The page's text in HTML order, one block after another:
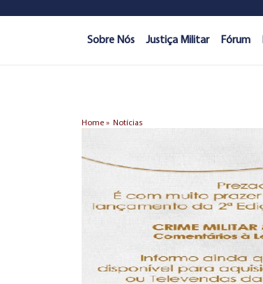
Sobre Nós Justiça Militar Fórum
Home » Notícias